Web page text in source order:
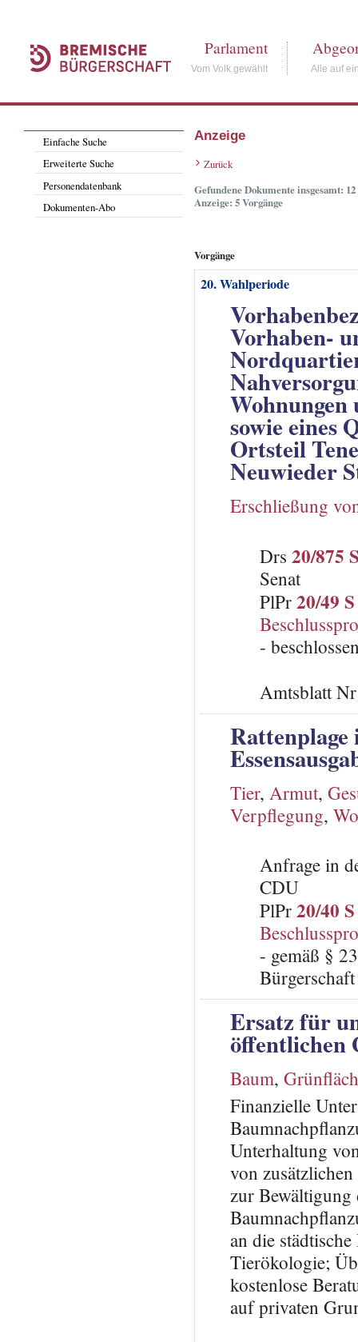
Parlament
Vom Volk gewählt Alle auf
Einfache Suche
Erweiterte Suche
Personendatenbank
Dokumenten-Abo
Anzeige
Zurück
Gefundene Dokumente insgesamt: 12
Anzeige: 5 Vorgänge
Vorgänge
20. Wahlperiode
Vorhaben-
Wohnungen
sowie eines
Ortsteil
Neuwieder
Erschließung
Drs 20/875
Senat
PlPr20/49 S
-
Amtsblatt
Tier, Armut,
Verpflegung,
Anfrage in
CDU
PlPr20/40 S
- gemäß §
Ersatz für
öffentlichen
Baum,
Finanzielle
Unterhaltung
von
zur Bewältigung
an die
Tierökologie;
kostenlose
auf privaten